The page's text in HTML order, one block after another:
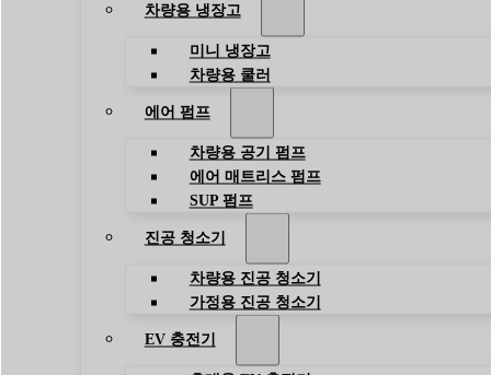
차량용 냉장고
미니 냉장고
차량용 쿨러
에어 펌프
차량용 공기 펌프
에어 매트리스 펌프
SUP 펌프
진공 청소기
차량용 진공 청소기
가정용 진공 청소기
EV 충전기